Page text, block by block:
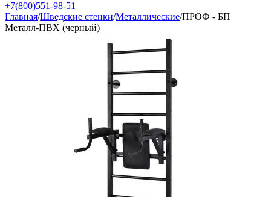
+7(800)551-98-51
Главная/Шведские стенки/Металлические/ПРОФ - БП
Металл-ПВХ (черный)